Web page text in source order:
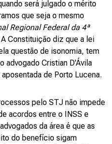
será julgado o mérito
que seja o mesmo
Regional Federal da 4ª
Constituição diz que a lei
questão de isonomia, tem
advogado Cristian D'Ávila
de Porto Lucena.
pelo STJ não impede
acordos entre o INSS e
da área é que as
do benefício sigam